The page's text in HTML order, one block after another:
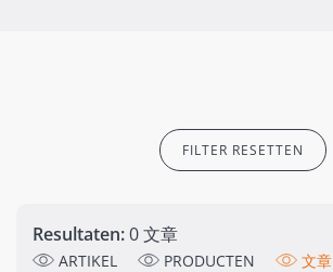
FILTER RESETTEN
Resultaten:0 文章
ARTIKEL PRODUCTEN 文章